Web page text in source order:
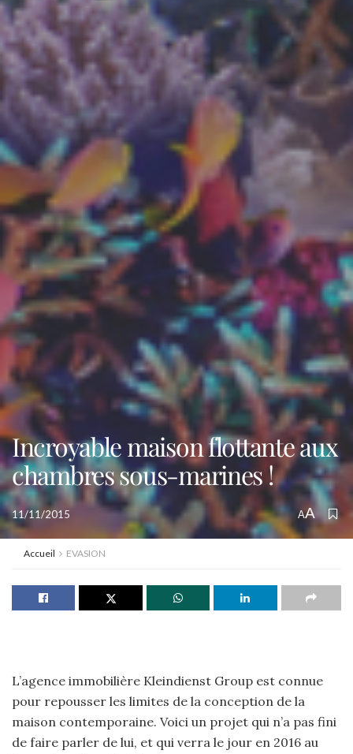
Incroyable maison flottante aux
chambres sous-marines !
11/11/2015 AA
Accueil EVASION
L’agence immobilière Kleindienst Group est connue
pour repousser les limites de la conception de la
maison contemporaine. Voici un projet qui n’a pas fini
de faire parler de lui, et qui verra le jour en 2016 au